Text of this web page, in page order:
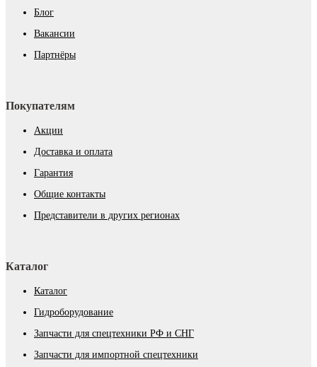
Блог
Вакансии
Партнёры
Покупателям
Акции
Доставка и оплата
Гарантия
Общие контакты
Представители в других регионах
Каталог
Каталог
Гидроборудование
Запчасти для спецтехники РФ и СНГ
Запчасти для импортной спецтехники